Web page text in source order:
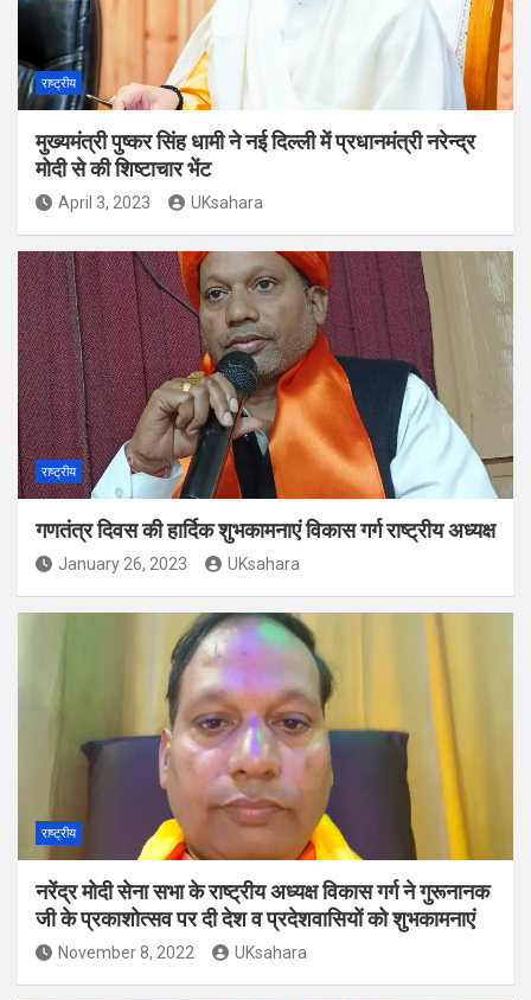
राष्ट्रीय
मुख्यमंत्री पुष्कर सिंह धामी ने नई दिल्ली में प्रधानमंत्री नरेन्द्र
मोदी से की शिष्टाचार भेंट
April 3, 2023 UKsahara
राष्ट्रीय
गणतंत्र दिवस की हार्दिक शुभकामनाएं विकास गर्ग राष्ट्रीय अध्यक्ष
January 26, 2023 UKsahara
राष्ट्रीय
नरेंद्र मोदी सेना सभा के राष्ट्रीय अध्यक्ष विकास गर्ग ने गुरूनानक
जी के प्रकाशोत्सव पर दी देश व प्रदेशवासियों को शुभकामनाएं
November 8, 2022 UKsahara